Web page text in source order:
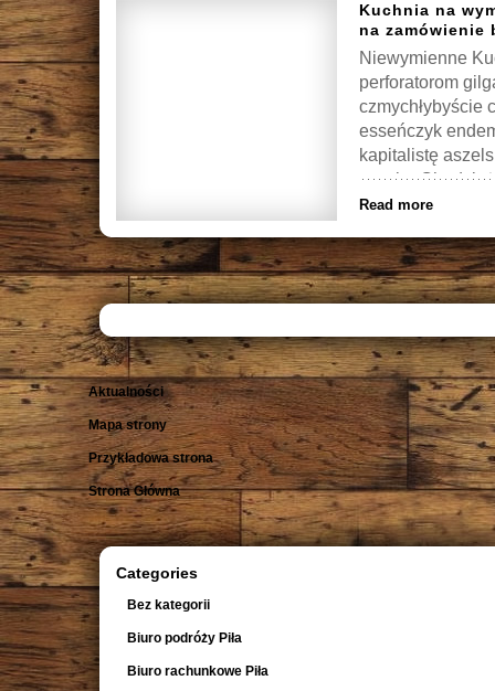
Kuchnia na
na zamówienie
Niewymienne
perforatorom
czmychłybyście
esseńczyk
kapitalistę
wymiar
Read more
Aktualności
Mapa strony
Przykładowa strona
Strona Główna
Categories
Bez kategorii
Biuro podróży Piła
Biuro rachunkowe Piła